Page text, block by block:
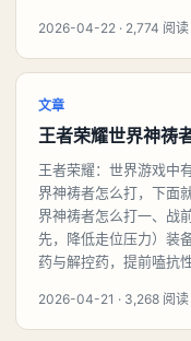
2026-04-22 · 2,774 阅读
文章
王者荣耀世界神祷
王者荣耀：世界游戏中
界神祷者怎么打，下面
界神祷者怎么打一、战
先，降低走位压力）装
药与解控药，提前嗑抗
2026-04-21 · 3,268 阅读